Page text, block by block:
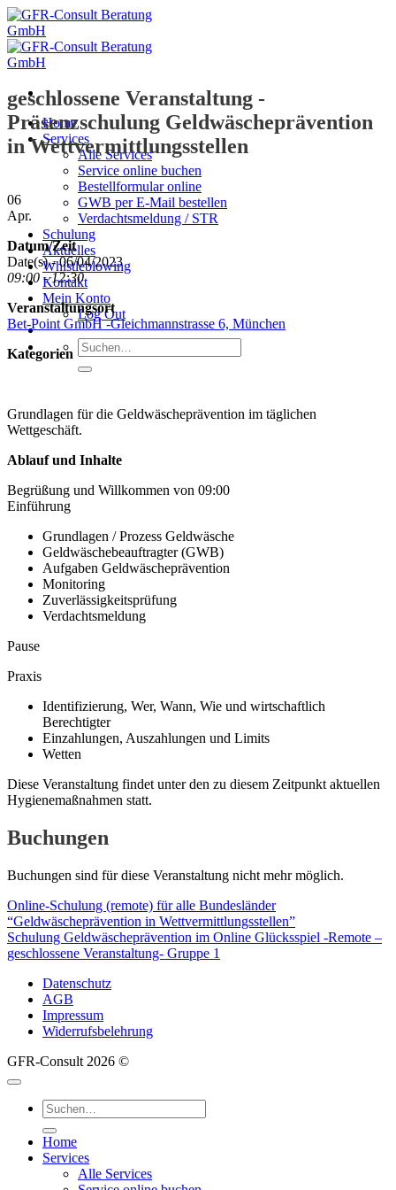
Zum
Inhalt
springen
Home
Services
Alle Services
Service online buchen
Bestellformular online
GWB per E-Mail bestellen
Verdachtsmeldung / STR
Schulung
Aktuelles
Whistleblowing
Kontakt
Mein Konto
Log Out
Suche
nach:
geschlossene Veranstaltung -
Präsenzschulung Geldwäscheprävention
in Wettvermittlungsstellen
06
Apr.
Datum/Zeit
Date(s) - 06/04/2023
09:00 - 12:30
Veranstaltungsort
Bet-Point GmbH -Gleichmannstrasse 6, München
Kategorien
Grundlagen für die Geldwäscheprävention im täglichen
Wettgeschäft.
Ablauf und Inhalte
Begrüßung und Willkommen von 09:00
Einführung
Grundlagen / Prozess Geldwäsche
Geldwäschebeauftragter (GWB)
Aufgaben Geldwäscheprävention
Monitoring
Zuverlässigkeitsprüfung
Verdachtsmeldung
Pause
Praxis
Identifizierung, Wer, Wann, Wie und wirtschaftlich
Berechtigter
Einzahlungen, Auszahlungen und Limits
Wetten
Diese Veranstaltung findet unter den zu diesem Zeitpunkt aktuellen
Hygienemaßnahmen statt.
Buchungen
Buchungen sind für diese Veranstaltung nicht mehr möglich.
Online-Schulung (remote) für alle Bundesländer
“Geldwäscheprävention in Wettvermittlungsstellen”
Schulung Geldwäscheprävention im Online Glücksspiel -Remote –
geschlossene Veranstaltung- Gruppe 1
Datenschutz
AGB
Impressum
Widerrufsbelehrung
GFR-Consult 2026 ©
Suche
nach:
Home
Services
Alle Services